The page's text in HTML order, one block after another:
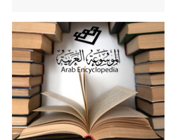
- هل تعلم أن أبقراط كتب في الطب
أربعة مؤلفات هي: الحكم، الأدلة، تنظيم
التغذية، ورسالته في جروح الرأس.
ويعود له الفضل بأنه حرر الطب من
الدين والفلسفة.
- هل تعلم أن المرجان إفراز حيواني
يتكون في البحر ويتركب من مادة
كربونات الكلسيوم، وهو أحمر أو شديد
الحمرة وهو أجود أنواعه، ويمتاز بكبر
الحجم ويسمى الش